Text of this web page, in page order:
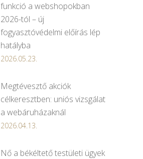
funkció a webshopokban
2026-tól – új
fogyasztóvédelmi előírás lép
hatályba
2026.05.23.
Megtévesztő akciók
célkeresztben: uniós vizsgálat
a webáruházaknál
2026.04.13.
Nő a békéltető testületi ügyek